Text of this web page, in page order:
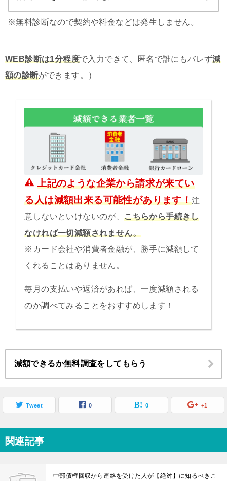
※無料診断なので契約や料金などは発生しません。
WEB診断は1分程度で入力できて、匿名で誰にもバレず減
額の診断ができます。）
上記のような企業から請求が来てい
る人は減額出来る可能性があります！注
意しないといけないのが、こちらから手続きし
なければ一切減額されません。
※カード会社や消費者金融が、勝手に減額して
くれることはありません。
毎月の支払いや返済があれば、一度減額される
のか調べてみることをおすすめします！
減額できるか無料調査をしてもらう
Tweet 0 0 +1
関連記事
中部債権回収から連絡を受けた人が【絶対】に知るべきこ